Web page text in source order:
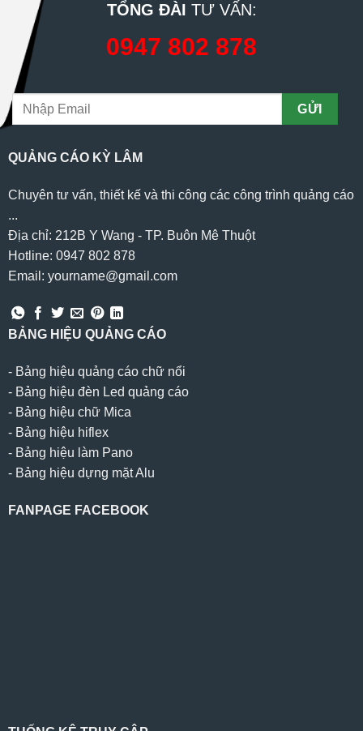
TỔNG ĐÀI TƯ VẤN:
0947 802 878
QUẢNG CÁO KỲ LÂM
Chuyên tư vấn, thiết kế và thi công các công trình quảng cáo
...
Địa chỉ: 212B Y Wang - TP. Buôn Mê Thuột
Hotline: 0947 802 878
Email: yourname@gmail.com
BẢNG HIỆU QUẢNG CÁO
- Bảng hiệu quảng cáo chữ nổi
- Bảng hiệu đèn Led quảng cáo
- Bảng hiệu chữ Mica
- Bảng hiệu hiflex
- Bảng hiệu làm Pano
- Bảng hiệu dựng mặt Alu
FANPAGE FACEBOOK